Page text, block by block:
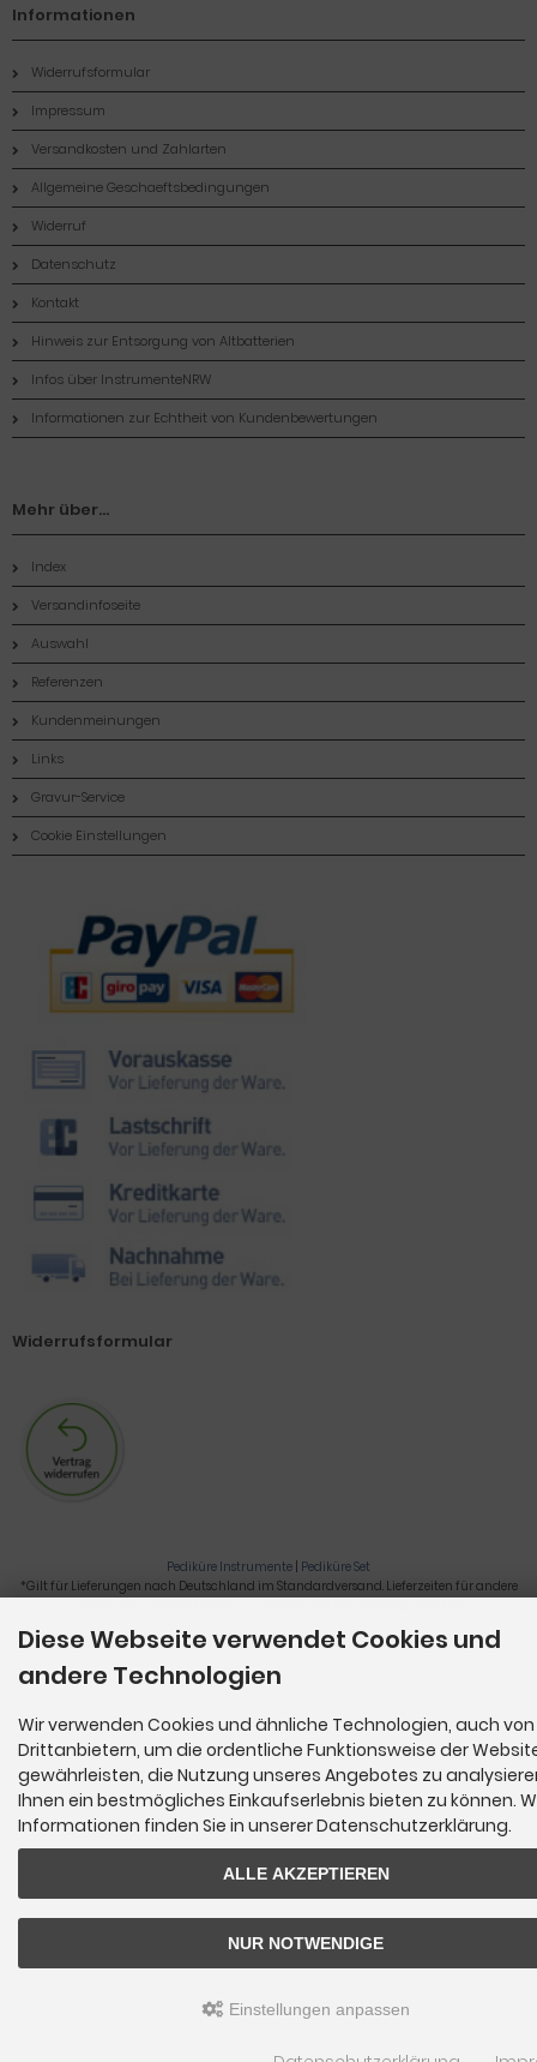
Informationen
Widerrufsformular
Impressum
Versandkosten und Zahlarten
Allgemeine Geschaeftsbedingungen
Widerruf
Datenschutz
Kontakt
Hinweis zur Entsorgung von Altbatterien
Infos über InstrumenteNRW
Informationen zur Echtheit von Kundenbewertungen
Mehr über...
Index
Versandinfoseite
Auswahl
Referenzen
Kundenmeinungen
Links
Gravur-Service
Cookie Einstellungen
Zahlungsmethoden
Widerrufsformular
Pediküre Instrumente | Pediküre Set
*Gilt für Lieferungen nach Deutschland im Standardversand. Lieferzeiten für andere
Nagelzange, Podologie, Pediküre, Fußpflegegeräte, Nagelfräser © 2026
Diese Webseite verwendet Cookies und
andere Technologien
Wir verwenden Cookies und ähnliche Technologien, auch von
Drittanbietern, um die ordentliche Funktionsweise der
gewährleisten, die Nutzung unseres Angebotes zu
Ihnen ein bestmögliches Einkaufserlebnis bieten zu können.
Informationen finden Sie in unserer Datenschutzerklärung.
ALLE AKZEPTIEREN
NUR NOTWENDIGE
Einstellungen anpassen